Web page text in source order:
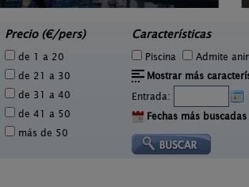
Precio (€/pers)
de 1 a 20
de 21 a 30
de 31 a 40
de 41 a 50
más de 50
Características
Piscina Admite
Mostrar más
Entrada:
Fechas más buscadas